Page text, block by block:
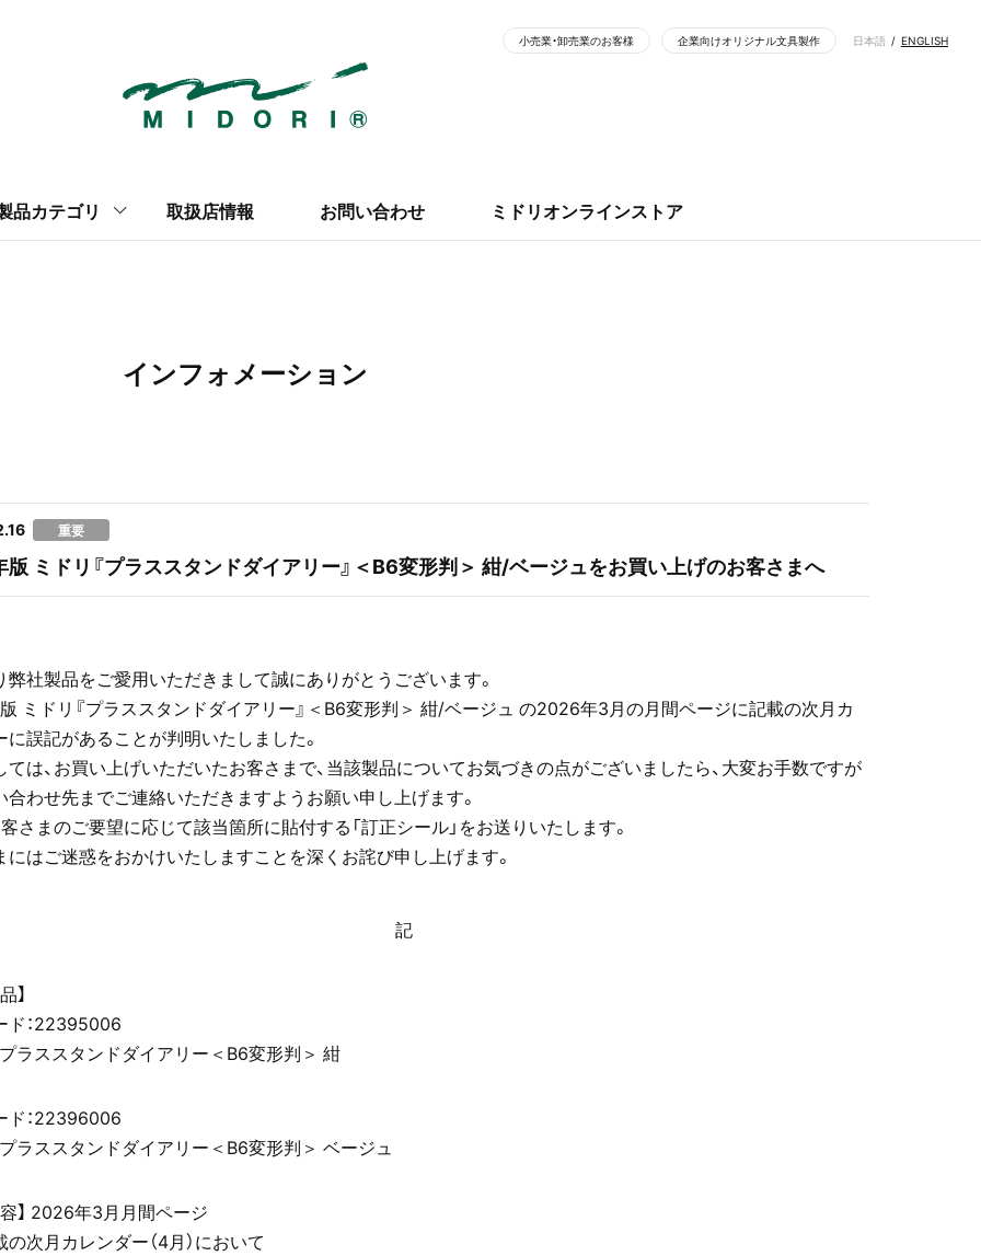
2026年版 ミドリ『プラススタンドダイアリー』＜B6変形判＞ 紺/ベージュをお買い上げのお客さまへ | インフォ
品カテゴリ
収納雑貨
取扱店情報 お問い合わせ ミドリオンラインストア
小売業・卸売業のお客様 企業向けオリジナル文具製作 日本語 ENGLISH
インフォメーション
重要
ミドリ『プラススタンドダイアリー』＜B6変形判＞ 紺/ベージュをお買い上げのお客さまへ
弊社製品をご愛用いただきまして誠にありがとうございます。
ミドリ『プラススタンドダイアリー』＜B6変形判＞ 紺/ベージュ の2026年3月の月間ページに記載の次月カ
に誤記があることが判明いたしました。
ては、お買い上げいただいたお客さまで、当該製品についてお気づきの点がございましたら、大変お手数ですが
合わせ先までご連絡いただきますようお願い申し上げます。
さまのご要望に応じて該当箇所に貼付する「訂正シール」をお送りいたします。
にはご迷惑をおかけいたしますことを深くお詫び申し上げます。
記
】
ド：22395006
プラススタンドダイアリー＜B6変形判＞ 紺
ド：22396006
プラススタンドダイアリー＜B6変形判＞ ベージュ
】 2026年3月月間ページ
次月カレンダー（4月）において